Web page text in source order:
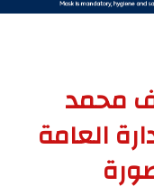
محمد
العامة